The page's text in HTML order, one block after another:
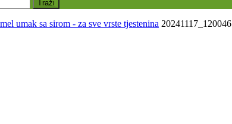
umak sa sirom - za sve vrste tjestenina 20241117_120046